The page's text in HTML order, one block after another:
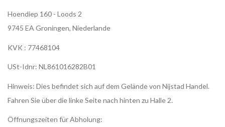
Hoendiep 160 - Loods 2
9745 EA Groningen, Niederlande
KVK : 77468104
USt-Idnr: NL861016282B01
Hinweis: Dies befindet sich auf dem Gelände von Nijstad Handel.
Fahren Sie über die linke Seite nach hinten zu Halle 2.
Öffnungszeiten für Abholung: